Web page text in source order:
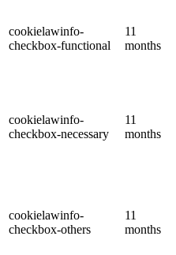
cookielawinfo-
checkbox-functional
11
months
cookielawinfo-
checkbox-necessary
11
months
cookielawinfo-
checkbox-others
11
months